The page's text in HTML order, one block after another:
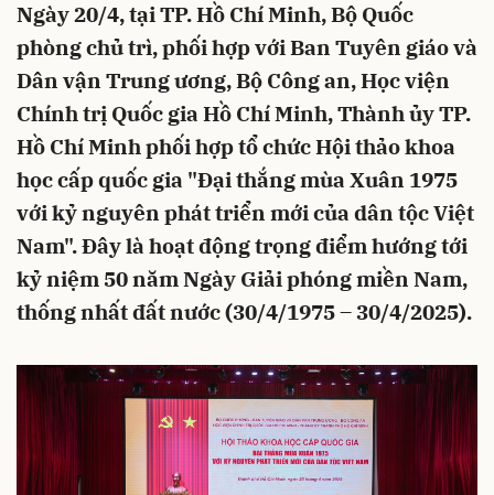
Ngày 20/4, tại TP. Hồ Chí Minh, Bộ Quốc
phòng chủ trì, phối hợp với Ban Tuyên giáo và
Dân vận Trung ương, Bộ Công an, Học viện
Chính trị Quốc gia Hồ Chí Minh, Thành ủy TP.
Hồ Chí Minh phối hợp tổ chức Hội thảo khoa
học cấp quốc gia "Đại thắng mùa Xuân 1975
với kỷ nguyên phát triển mới của dân tộc Việt
Nam". Đây là hoạt động trọng điểm hướng tới
kỷ niệm 50 năm Ngày Giải phóng miền Nam,
thống nhất đất nước (30/4/1975 – 30/4/2025).